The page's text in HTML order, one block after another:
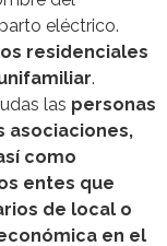
eléctrico.
residenciales
.
las personas
asociaciones,
como
entes que
de local o
en el